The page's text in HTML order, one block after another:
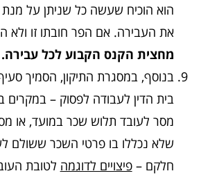
הוא הוכיח שעשה כל שניתן על מנת
את העבירה. אם הפר חובתו זו ולא
מחצית הקנס הקבוע לכל עבירה.
בית הדין לעבודה לפסוק –
מסר לעובד תלוש שכר במועד, או
שלא נכללו בו פרטי השכר ששולם
חלקם –פיצויים לדוגמה לטובת